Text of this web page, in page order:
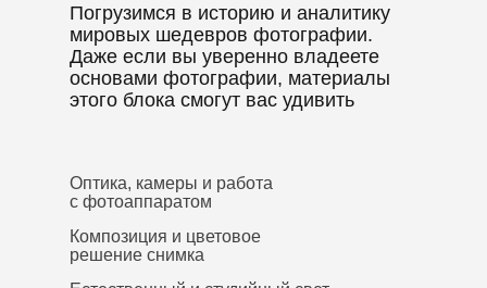
Погрузимся в историю и аналитику
мировых шедевров фотографии.
Даже если вы уверенно владеете
основами фотографии, материалы
этого блока смогут вас удивить
Композиция и цветовое
решение снимка
Оптика, камеры и работа
с фотоаппаратом